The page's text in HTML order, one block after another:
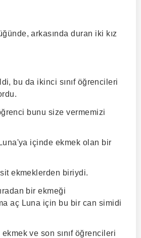
arkasında duran iki kız
bu da ikinci sınıf öğrencileri
bunu size vermemizi
içinde ekmek olan bir
ekmeklerden biriydi.
bir ekmeği
aç Luna için bu bir can simidi
ve son sınıf öğrencileri